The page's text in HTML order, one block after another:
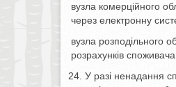
вузла комерційного
через електронну
вузла розподільного
розрахунків споживача.
У разі ненадання